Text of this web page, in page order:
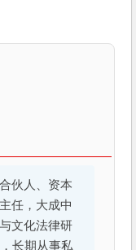
伙人、资本
任，大成中
文化法律研
长期从事私